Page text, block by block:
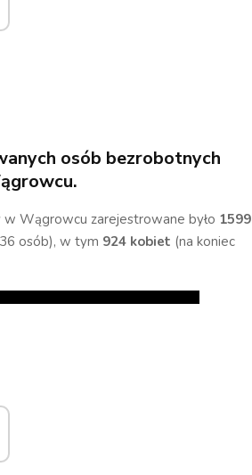
osób bezrobotnych
Wągrowcu zarejestrowane było 1599
osób), w tym 924 kobiet (na koniec